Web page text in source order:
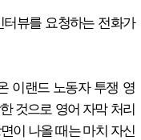
뷰를 요청하는 전화가
이랜드 노동자 투쟁 영
것으로 영어 자막 처리
이 나올 때는 마치 자신